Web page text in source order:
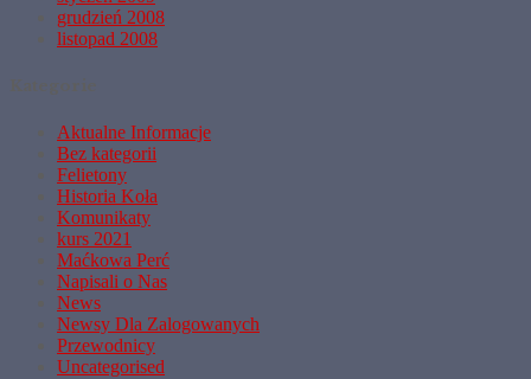
grudzień 2008
listopad 2008
Aktualne Informacje
Bez kategorii
Felietony
Historia Koła
Komunikaty
kurs 2021
Maćkowa Perć
Napisali o Nas
News
Newsy Dla Zalogowanych
Przewodnicy
Uncategorised